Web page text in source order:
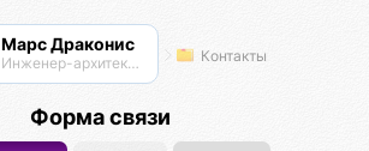
Марс Драконис
Инженер-архитектор Контакты
Форма связи